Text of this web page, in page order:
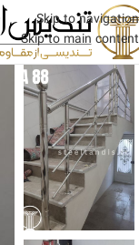
Skip to navigation
Skip to main content